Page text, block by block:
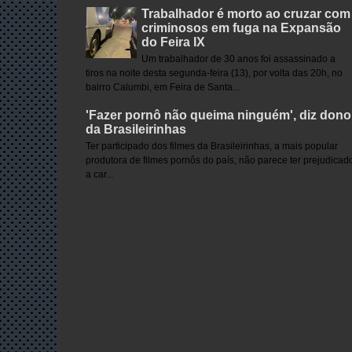
Trabalhador é morto ao cruzar com
criminosos em fuga na Expansão
do Feira IX
Um trabalhador de 30 anos foi assassinado a
tiros na noite desta segunda-feira (13), por volta das 20h, no
bairro Calumbi, em Feira de Santa...
'Fazer pornô não queima ninguém', diz dono
da Brasileirinhas
Ter participado dos filmes da Brasileirinhas, a mais popular
produtora de filmes pornôs do país, não parece ter
a car...